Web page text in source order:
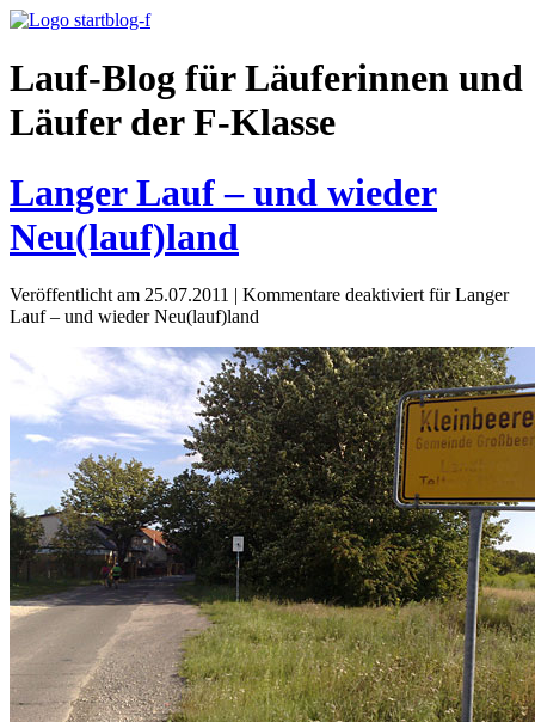
Lauf-Blog für Läuferinnen und
Läufer der F-Klasse
Langer Lauf – und wieder
Neu(lauf)land
Veröffentlicht am 25.07.2011 | Kommentare deaktiviert für Langer
Lauf – und wieder Neu(lauf)land